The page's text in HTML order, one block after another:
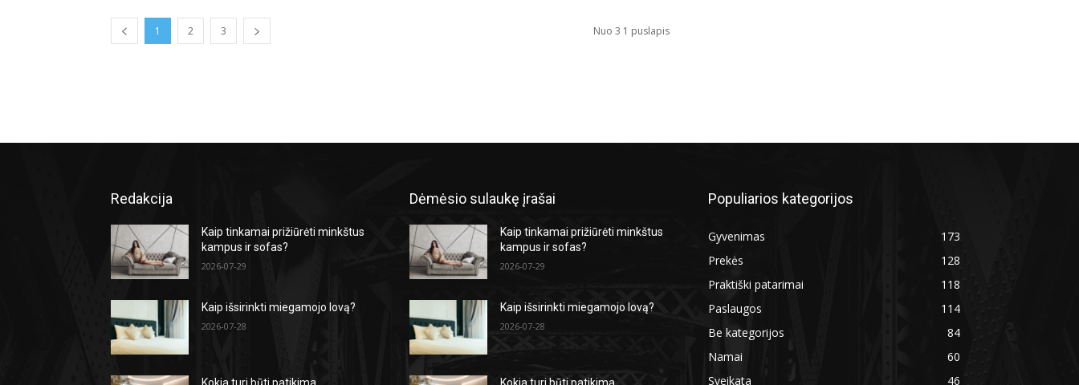
1 2 3 Nuo 3 1 puslapis
Redakcija
Kaip tinkamai prižiūrėti minkštus
kampus ir sofas?
2026-07-29
Kaip išsirinkti miegamojo lovą?
2026-07-28
Dėmėsio sulaukę įrašai
Kaip tinkamai prižiūrėti minkštus
kampus ir sofas?
2026-07-29
Kaip išsirinkti miegamojo lovą?
2026-07-28
Populiarios kategorijos
Gyvenimas
173
Prekės
128
Praktiški patarimai
118
Paslaugos
114
Be kategorijos
84
Namai
60
Sveikata
46